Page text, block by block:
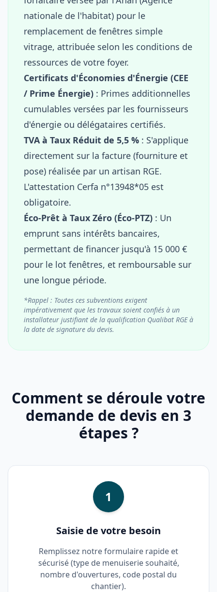
nationale de l'habitat) pour le
remplacement de fenêtres simple
vitrage, attribuée selon les conditions de
ressources de votre foyer.
Certificats d'Économies d'Énergie (CEE
/ Prime Énergie) : Primes additionnelles
cumulables versées par les fournisseurs
d'énergie ou délégataires certifiés.
TVA à Taux Réduit de 5,5 % : S'applique
directement sur la facture (fourniture et
pose) réalisée par un artisan RGE.
L'attestation Cerfa n°13948*05 est
obligatoire.
Éco-Prêt à Taux Zéro (Éco-PTZ) : Un
emprunt sans intérêts bancaires,
permettant de financer jusqu'à 15 000 €
pour le lot fenêtres, et remboursable sur
une longue période.
*Rappel : Toutes ces subventions exigent
impérativement que les travaux soient confiés à un
installateur justifiant de la qualification Qualibat RGE à
la date de signature du devis.
Comment se déroule votre
demande de devis en 3
étapes ?
1
Saisie de votre besoin
Remplissez notre formulaire rapide et
sécurisé (type de menuiserie souhaité,
nombre d'ouvertures, code postal du
chantier).